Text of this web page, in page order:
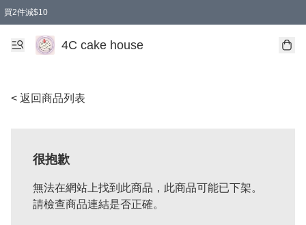
買2件減$10
任選兩件減$10
買兩盒減$10
買兩件減$10
買2件減$10
4C cake house
< 返回商品列表
很抱歉
無法在網站上找到此商品，此商品可能已下架。
請檢查商品連結是否正確。